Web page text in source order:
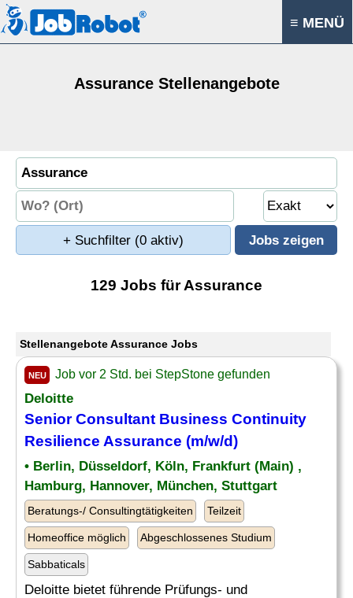
≡ MENÜ
Assurance Stellenangebote
+ Suchfilter (0 aktiv)
129 Jobs für Assurance
Stellenangebote Assurance Jobs
NEU Job vor 2 Std. bei StepStone gefunden
Deloitte
Senior Consultant Business Continuity
Resilience Assurance (m/w/d)
• Berlin, Düsseldorf, Köln, Frankfurt (Main) ,
Hamburg, Hannover, München, Stuttgart
Beratungs-/ Consultingtätigkeiten Teilzeit
Homeoffice möglich Abgeschlossenes Studium
Sabbaticals
Deloitte bietet führende Prüfungs- und